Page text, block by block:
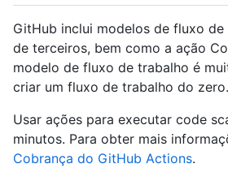
GitHub inclui modelos de fluxo
de terceiros, bem como a ação
modelo de fluxo de trabalho é
criar um fluxo de trabalho do zero.
Usar ações para executar code
minutos. Para obter mais
Cobrança do GitHub Actions.